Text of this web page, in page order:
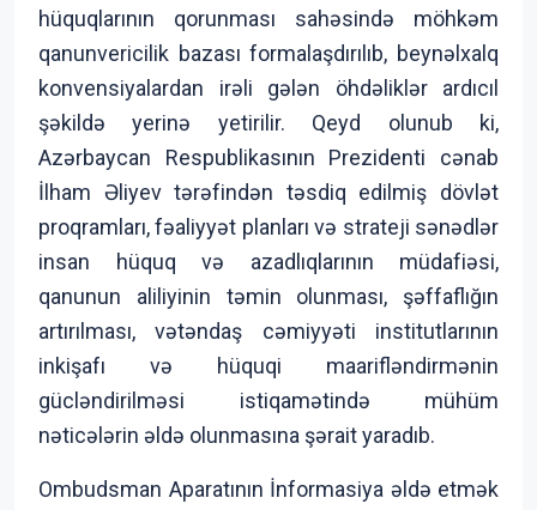
hüquqlarının qorunması sahəsində möhkəm
qanunvericilik bazası formalaşdırılıb, beynəlxalq
konvensiyalardan irəli gələn öhdəliklər ardıcıl
şəkildə yerinə yetirilir. Qeyd olunub ki,
Azərbaycan Respublikasının Prezidenti cənab
İlham Əliyev tərəfindən təsdiq edilmiş dövlət
proqramları, fəaliyyət planları və strateji sənədlər
insan hüquq və azadlıqlarının müdafiəsi,
qanunun aliliyinin təmin olunması, şəffaflığın
artırılması, vətəndaş cəmiyyəti institutlarının
inkişafı və hüquqi maarifləndirmənin
gücləndirilməsi istiqamətində mühüm
nəticələrin əldə olunmasına şərait yaradıb.
Ombudsman Aparatının İnformasiya əldə etmək